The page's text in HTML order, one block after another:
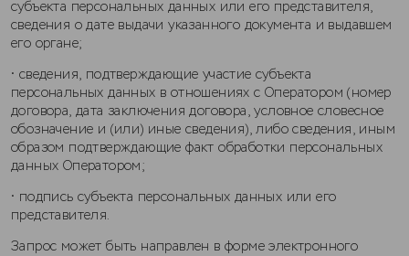
субъекта персональных данных или его представителя,
сведения о дате выдачи указанного документа и выдавшем
его органе;
• сведения, подтверждающие участие субъекта
персональных данных в отношениях с Оператором (номер
договора, дата заключения договора, условное словесное
обозначение и (или) иные сведения), либо сведения, иным
образом подтверждающие факт обработки персональных
данных Оператором;
• подпись субъекта персональных данных или его
представителя.
Запрос может быть направлен в форме электронного